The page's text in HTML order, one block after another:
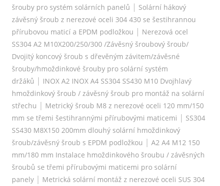
šrouby pro systém solárních panelů | Solární hákový
závěsný šroub z nerezové oceli 304 430 se šestihrannou
přírubovou maticí a EPDM podložkou | Nerezová ocel
SS304 A2 M10X200/250/300 /Závěsný šroubový šroub/
Dvojitý koncový šroub s dřevěným závitem/závěsné
šrouby/hmoždinkové šrouby pro solární systém
držáků | INOX A2 INOX A4 SS304 SS430 M10 Dvojhlavý
hmoždinkový šroub / závěsný šroub pro montáž na solární
střechu | Metrický šroub M8 z nerezové oceli 120 mm/150
mm se třemi šestihrannými přírubovými maticemi | SS304
SS430 M8X150 200mm dlouhý solární hmoždinkový
šroub/závěsný šroub s EPDM podložkou | A2 A4 M12 150
mm/180 mm Instalace hmoždinkového šroubu / závěsných
šroubů se třemi přírubovými maticemi pro solární
panely| Metrická solární montáž z nerezové oceli SUS 304